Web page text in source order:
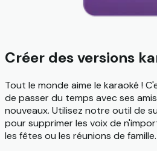
Créer des versions
Tout le monde aime le karaoké !
de passer du temps avec ses
nouveaux. Utilisez notre outil de
pour supprimer les voix de
les fêtes ou les réunions de famille.